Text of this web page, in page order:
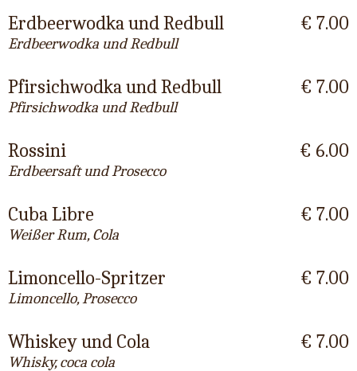
Erdbeerwodka und Redbull
Erdbeerwodka und Redbull
€ 7.00
Pfirsichwodka und Redbull
Pfirsichwodka und Redbull
€ 7.00
Rossini
Erdbeersaft und Prosecco
€ 6.00
Cuba Libre
Weißer Rum, Cola
€ 7.00
Limoncello-Spritzer
Limoncello, Prosecco
€ 7.00
Whiskey und Cola
Whisky, coca cola
€ 7.00